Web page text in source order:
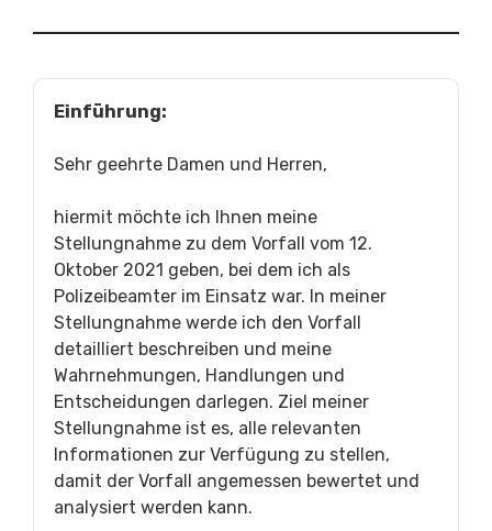
Einführung:
Sehr geehrte Damen und Herren,
hiermit möchte ich Ihnen meine
Stellungnahme zu dem Vorfall vom 12.
Oktober 2021 geben, bei dem ich als
Polizeibeamter im Einsatz war. In meiner
Stellungnahme werde ich den Vorfall
detailliert beschreiben und meine
Wahrnehmungen, Handlungen und
Entscheidungen darlegen. Ziel meiner
Stellungnahme ist es, alle relevanten
Informationen zur Verfügung zu stellen,
damit der Vorfall angemessen bewertet und
analysiert werden kann.